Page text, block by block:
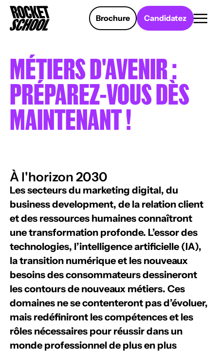
Brochure Candidatez
MÉTIERS D'AVENIR :
PRÉPAREZ-VOUS DÈS
MAINTENANT !
À l'horizon 2030
Les secteurs du marketing digital, du
business development, de la relation client
et des ressources humaines connaîtront
une transformation profonde. L’essor des
technologies, l’intelligence artificielle (IA),
la transition numérique et les nouveaux
besoins des consommateurs dessineront
les contours de nouveaux métiers. Ces
domaines ne se contenteront pas d’évoluer,
mais redéfiniront les compétences et les
rôles nécessaires pour réussir dans un
monde professionnel de plus en plus
Panneau de gestion des cookies